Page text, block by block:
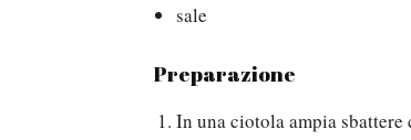
sale
Preparazione
In una ciotola ampia